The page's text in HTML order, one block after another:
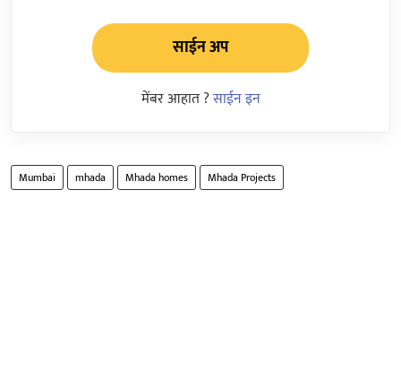
साईन अप
मेंबर आहात ?साईन इन
Mumbai mhada Mhada homes Mhada Projects